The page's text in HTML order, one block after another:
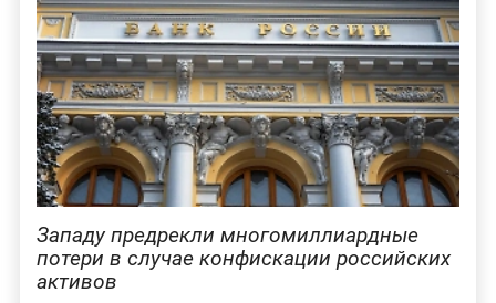
Западу предрекли многомиллиардные
потери в случае конфискации российских
активов